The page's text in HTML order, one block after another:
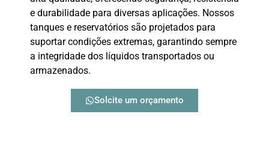
e durabilidade para diversas aplicações. Nossos
tanques e reservatórios são projetados para
suportar condições extremas, garantindo sempre
a integridade dos líquidos transportados ou
armazenados.
Solcite um orçamento